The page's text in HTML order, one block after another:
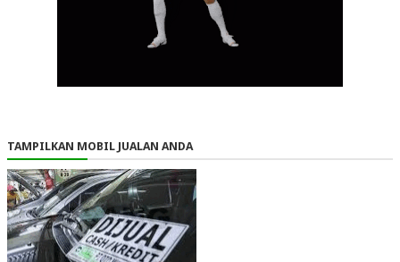
TAMPILKAN MOBIL JUALAN ANDA